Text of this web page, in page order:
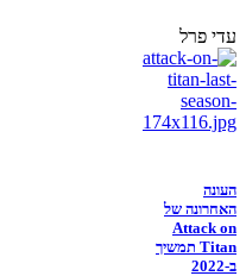
עדי פרל
העונה
האחרונה של
Attack on
Titan תמשיך
ב-2022